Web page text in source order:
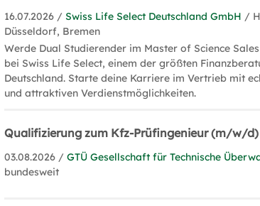
16.07.2026 /Swiss Life Select Deutschland GmbH /
Düsseldorf, Bremen
Werde Dual Studierender im Master of Science
bei Swiss Life Select, einem der größten
Deutschland. Starte deine Karriere im Vertrieb mit
und attraktiven Verdienstmöglichkeiten.
Qualifizierung zum Kfz-Prüfingenieur (m/w/
03.08.2026 /GTÜ Gesellschaft für Technische
bundesweit